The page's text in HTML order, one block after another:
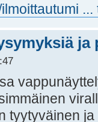
...
ja
tyytyväinen